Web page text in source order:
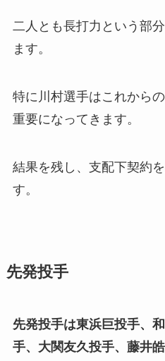
二人とも長打力という部
ます。
特に川村選手はこれから
重要になってきます。
結果を残し、支配下契約
す。
先発投手
先発投手は東浜巨投手、
手、大関友久投手、藤井